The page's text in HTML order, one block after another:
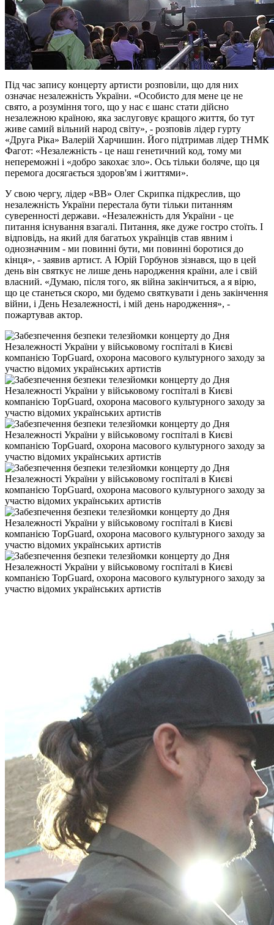
Під час запису концерту артисти розповіли, що для них
означає незалежність України. «Особисто для мене це не
свято, а розуміння того, що у нас є шанс стати дійсно
незалежною країною, яка заслуговує кращого життя, бо тут
живе самий вільний народ світу», - розповів лідер гурту
«Друга Ріка» Валерій Харчишин. Його підтримав лідер ТНМК
Фагот: «Незалежність - це наш генетичний код, тому ми
непереможні і «добро закохає зло». Ось тільки боляче, що ця
перемога досягається здоров'ям і життями».
У свою чергу, лідер «ВВ» Олег Скрипка підкреслив, що
незалежність України перестала бути тільки питанням
суверенності держави. «Незалежність для України - це
питання існування взагалі. Питання, яке дуже гостро стоїть. І
відповідь, на який для багатьох українців став явним і
однозначним - ми повинні бути, ми повинні боротися до
кінця», - заявив артист. А Юрій Горбунов зізнався, що в цей
день він святкує не лише день народження країни, але і свій
власний. «Думаю, після того, як війна закінчиться, а я вірю,
що це станеться скоро, ми будемо святкувати і день закінчення
війни, і День Незалежності, і мій день народження», -
пожартував актор.